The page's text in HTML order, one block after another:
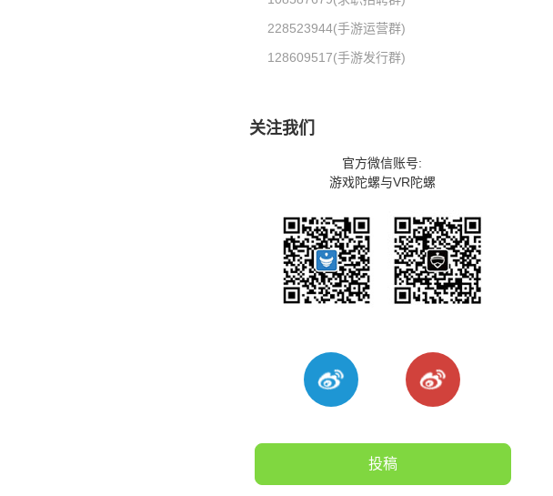
228523944(手游运营群)
128609517(手游发行群)
关注我们
官方微信账号:
游戏陀螺与VR陀螺
投稿